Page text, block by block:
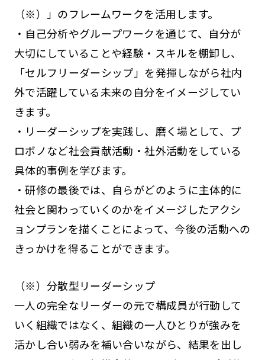
（※）」のフレームワークを活用します。
・自己分析やグループワークを通じて、自分が
大切にしていることや経験・スキルを棚卸し、
「セルフリーダーシップ」を発揮しながら社内
外で活躍している未来の自分をイメージしてい
きます。
・リーダーシップを実践し、磨く場として、プ
ロボノなど社会貢献活動・社外活動をしている
具体的事例を学びます。
・研修の最後では、自らがどのように主体的に
社会と関わっていくのかをイメージしたアクシ
ョンプランを描くことによって、今後の活動への
きっかけを得ることができます。
（※）分散型リーダーシップ
一人の完全なリーダーの元で構成員が行動して
いく組織ではなく、組織の一人ひとりが強みを
活かし合い弱みを補い合いながら、結果を出し